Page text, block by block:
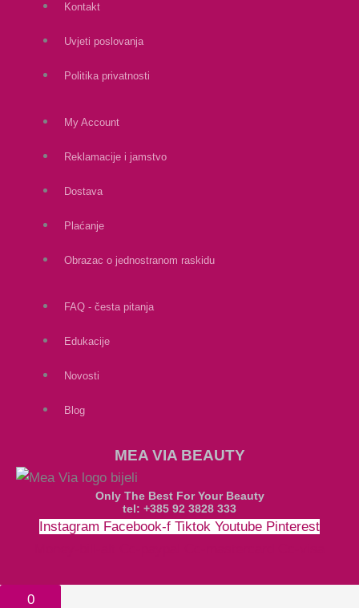
Kontakt
Uvjeti poslovanja
Politika privatnosti
My Account
Reklamacije i jamstvo
Dostava
Plaćanje
Obrazac o jednostranom raskidu
FAQ - česta pitanja
Edukacije
Novosti
Blog
MEA VIA BEAUTY
Only The Best For Your Beauty
tel: +385 92 3828 333
Instagram Facebook-f Tiktok Youtube Pinterest
0